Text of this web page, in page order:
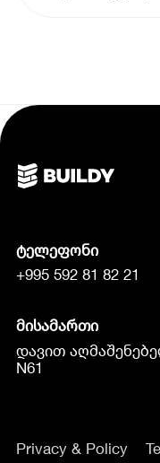
ტელეფონი
+995 592 81 82 21
მისამართი
დავით
N61
Privacy & Policy